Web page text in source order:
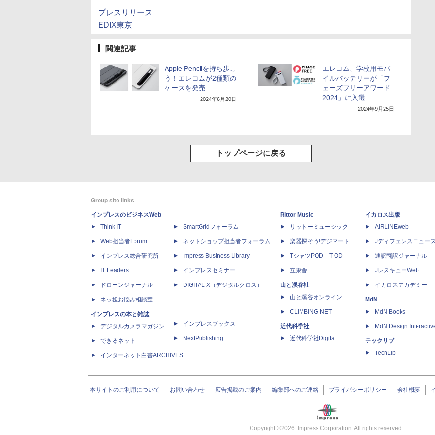
プレスリリース
EDIX東京
関連記事
Apple Pencilを持ち歩こ
う！エレコムが2種類の
ケースを発売
2024年6月20日
エレコム、学校用モバ
イルバッテリーが「フ
ェーズフリーアワード
2024」に入選
2024年9月25日
トップページに戻る
Group site links
インプレスのビジネスWeb
Think IT
Web担当者Forum
インプレス総合研究所
IT Leaders
ドローンジャーナル
ネッ担お悩み相談室
インプレスの本と雑誌
デジタルカメラマガジン
できるネット
インターネット白書ARCHIVES
SmartGridフォーラム
ネットショップ担当者フォーラム
Impress Business Library
インプレスセミナー
DIGITAL X（デジタルクロス）
インプレスブックス
NextPublishing
Rittor Music
リットーミュージック
楽器探そう!デジマート
TシャツPOD T-OD
立東舎
山と溪谷社
山と溪谷オンライン
CLIMBING-NET
近代科学社
近代科学社Digital
イカロス出版
AIRLINEweb
Jディフェンスニュー
通訳翻訳ジャーナル
JレスキューWeb
イカロスアカデミー
MdN
MdN Books
MdN Design
テックリブ
TechLib
本サイトのご利用について お問い合わせ 広告掲載のご案内 編集部へのご連絡 プライバシーポリシー 会社概要
Copyright ©2026 Impress Corporation. All rights reserved.